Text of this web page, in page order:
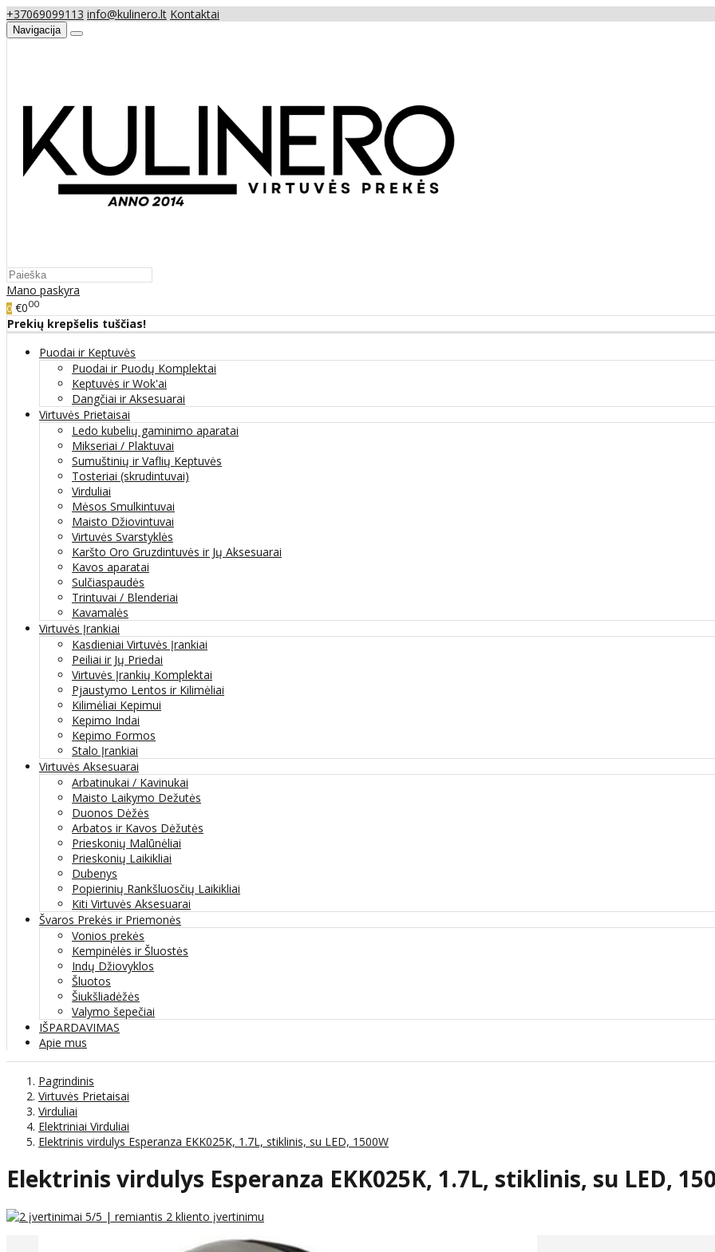
+37069099113 info@kulinero.lt Kontaktai
Navigacija
Mano paskyra
0 €000
Prekių krepšelis tuščias!
Puodai ir Keptuvės
Puodai ir Puodų Komplektai
Keptuvės ir Wok'ai
Dangčiai ir Aksesuarai
Virtuvės Prietaisai
Ledo kubelių gaminimo aparatai
Mikseriai / Plaktuvai
Sumuštinių ir Vaflių Keptuvės
Tosteriai (skrudintuvai)
Virduliai
Mėsos Smulkintuvai
Maisto Džiovintuvai
Virtuvės Svarstyklės
Karšto Oro Gruzdintuvės ir Jų Aksesuarai
Kavos aparatai
Sulčiaspaudės
Trintuvai / Blenderiai
Kavamalės
Virtuvės Įrankiai
Kasdieniai Virtuvės Įrankiai
Peiliai ir Jų Priedai
Virtuvės Įrankių Komplektai
Pjaustymo Lentos ir Kilimėliai
Kilimėliai Kepimui
Kepimo Indai
Kepimo Formos
Stalo Įrankiai
Virtuvės Aksesuarai
Arbatinukai / Kavinukai
Maisto Laikymo Dežutės
Duonos Dėžės
Arbatos ir Kavos Dėžutės
Prieskonių Malūnėliai
Prieskonių Laikikliai
Dubenys
Popierinių Rankšluosčių Laikikliai
Kiti Virtuvės Aksesuarai
Švaros Prekės ir Priemonės
Vonios prekės
Kempinėlės ir Šluostės
Indų Džiovyklos
Šluotos
Šiukšliadėžės
Valymo šepečiai
IŠPARDAVIMAS
Apie mus
Pagrindinis
Virtuvės Prietaisai
Virduliai
Elektriniai Virduliai
Elektrinis virdulys Esperanza EKK025K, 1.7L, stiklinis, su LED, 1500W
Elektrinis virdulys Esperanza EKK025K, 1.7L, stiklinis, su LED,
5/5 | remiantis 2 kliento įvertinimu